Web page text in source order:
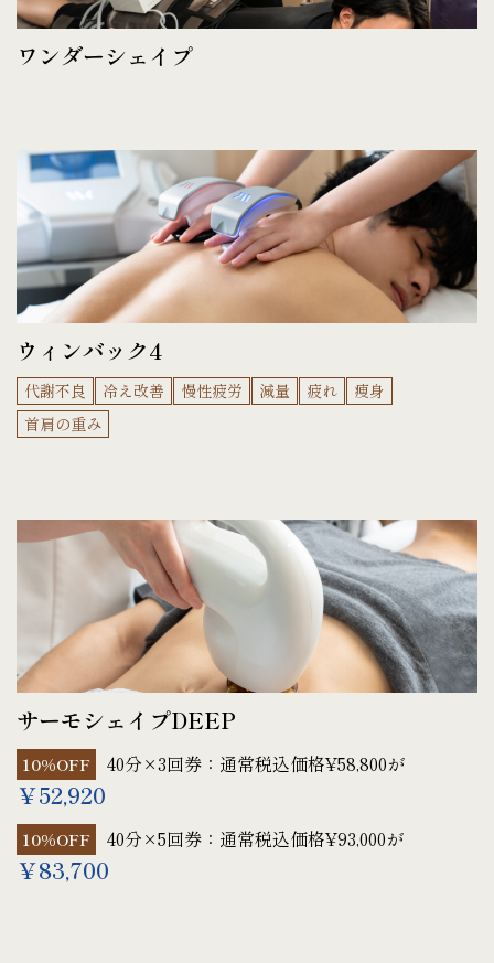
ワンダーシェイプ
ウィンバック4
代謝不良 冷え改善 慢性疲労 減量 疲れ
痩身
首肩の重み
サーモシェイプDEEP
10%OFF 40分×3回券：通常税込価格¥58,800が
￥52,920
10%OFF 40分×5回券：通常税込価格¥93,000が
￥83,700